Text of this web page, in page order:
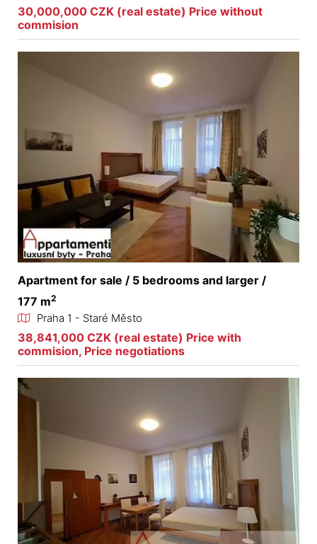
30,000,000 CZK (real estate) Price without
commision
Apartment for sale / 5 bedrooms and larger /
177 m2
Praha 1 - Staré Město
38,841,000 CZK (real estate) Price with
commision, Price negotiations